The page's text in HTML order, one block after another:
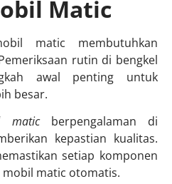
Matic
matic membutuhkan
rutin di bengkel
awal penting untuk
besar.
maticberpengalaman di
kepastian kualitas.
setiap komponen
matic otomatis.